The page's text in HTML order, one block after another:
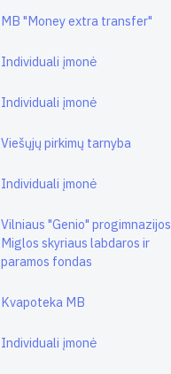
MB "Money extra transfer"
Individuali įmonė
Individuali įmonė
Viešųjų pirkimų tarnyba
Individuali įmonė
Vilniaus "Genio" progimnazijos
Miglos skyriaus labdaros ir
paramos fondas
Kvapoteka MB
Individuali įmonė